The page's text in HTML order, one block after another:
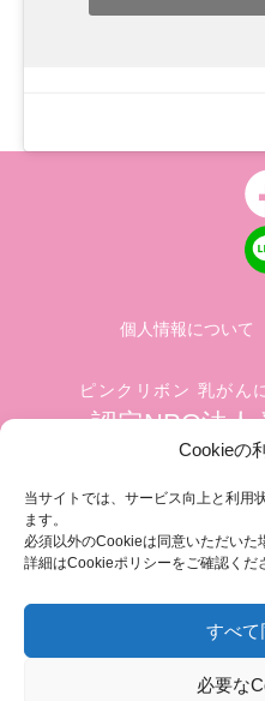
Cookieの
当サイトでは、サービス向上と利用
ます。
必須以外のCookieは同意いただいた
詳細はCookieポリシーをご確認くだ
すべて
必要な
個人情報について
ピンクリボン 乳がん
認定NPO法人
築地ホワ
FAX.03-3545-6545
COPYRIGHT (C) 2019 JAPAN SOCIETY